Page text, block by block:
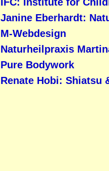
Janine Eberhardt:
M-Webdesign
Naturheilpraxis
Pure Bodywork
Renate Hobi: Shiatsu